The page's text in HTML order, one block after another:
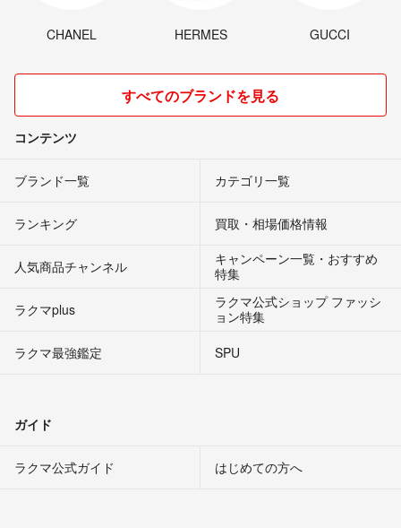
CHANEL HERMES GUCCI
すべてのブランドを見る
コンテンツ
ブランド一覧 カテゴリ一覧
ランキング 買取・相場価格情報
人気商品チャンネル
キャンペーン一覧・おすすめ
特集
ラクマplus
ラクマ公式ショップ ファッシ
ョン特集
ラクマ最強鑑定
SPU
ガイド
ラクマ公式ガイド はじめての方へ